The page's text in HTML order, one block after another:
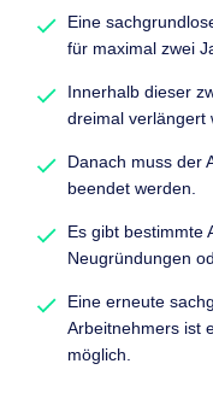
Eine
für maximal zwei
Innerhalb dieser
dreimal verlängert
Danach muss der
beendet werden.
Es gibt bestimmte
Neugründungen
Eine erneute
Arbeitnehmers ist
möglich.